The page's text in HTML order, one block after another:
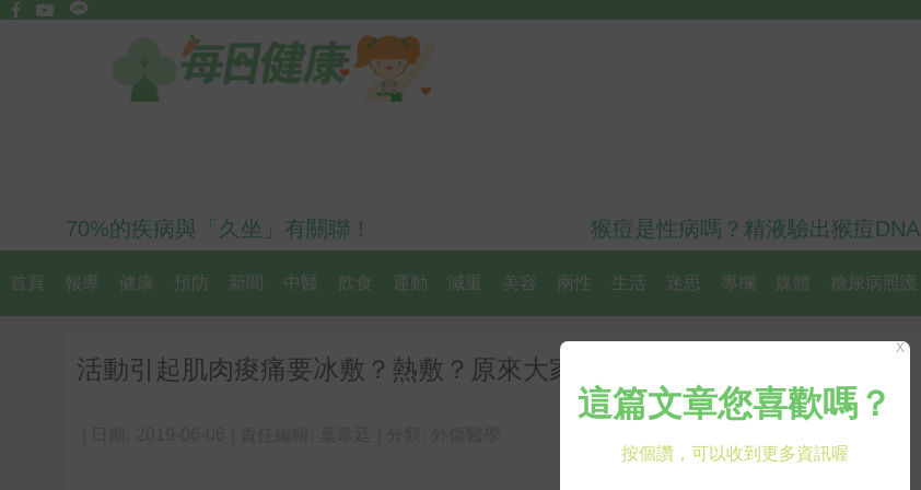
70%的疾病與「久坐」有關聯！ 猴痘是性病嗎？精液驗出猴痘DNA
首頁 報導 健康 預防 新聞 中醫 飲食 運動 減重 美容 兩性 生活 迷思 專欄 媒體 糖尿病照護
活動引起肌肉痠痛要冰敷？熱敷？原來大家都做錯了！
X